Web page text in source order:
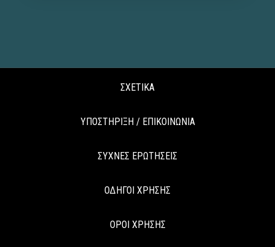
ΣΧΕΤΙΚΑ
ΥΠΟΣΤΗΡΙΞΗ / ΕΠΙΚΟΙΝΩΝΙΑ
ΣΥΧΝΕΣ ΕΡΩΤΗΣΕΙΣ
ΟΔΗΓΟΙ ΧΡΗΣΗΣ
ΟΡΟΙ ΧΡΗΣΗΣ